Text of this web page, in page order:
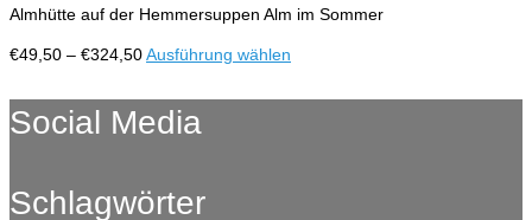
werden
Die
können
Almhütte auf der Hemmersuppen Alm im Sommer
€49,50 – €324,50Preisspanne:
bis
€324,50
Ausführung wählen
weist
Social Media
Schlagwörter